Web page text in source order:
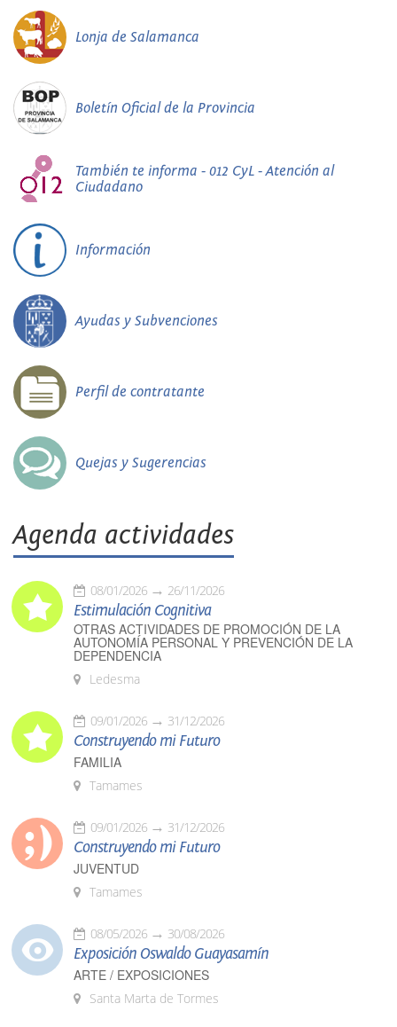
Lonja de Salamanca
Boletín Oficial de la Provincia
También te informa - 012 CyL - Atención al
Ciudadano
Información
Ayudas y Subvenciones
Perfil de contratante
Quejas y Sugerencias
Agenda actividades
08/01/2026 26/11/2026
Estimulación Cognitiva
OTRAS ACTIVIDADES DE PROMOCIÓN DE LA
AUTONOMÍA PERSONAL Y PREVENCIÓN DE LA
DEPENDENCIA
Ledesma
09/01/2026 31/12/2026
Construyendo mi Futuro
FAMILIA
Tamames
09/01/2026 31/12/2026
Construyendo mi Futuro
JUVENTUD
Tamames
08/05/2026 30/08/2026
Exposición Oswaldo Guayasamín
ARTE / EXPOSICIONES
Santa Marta de Tormes